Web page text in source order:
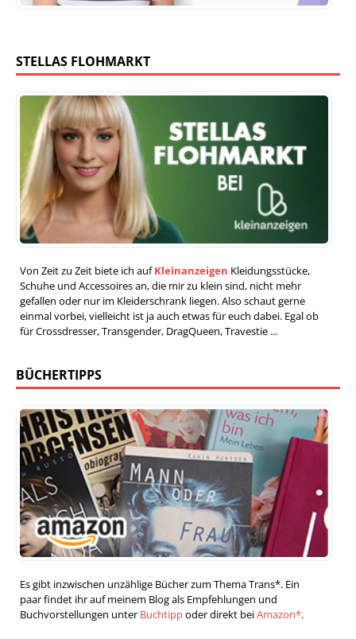
STELLAS FLOHMARKT
Von Zeit zu Zeit biete ich aufKleinanzeigen Kleidungsstücke,
Schuhe und Accessoires an, die mir zu klein sind, nicht mehr
gefallen oder nur im Kleiderschrank liegen. Also schaut gerne
einmal vorbei, vielleicht ist ja auch etwas für euch dabei. Egal ob
für Crossdresser, Transgender, DragQueen, Travestie ...
BÜCHERTIPPS
Es gibt inzwischen unzählige Bücher zum Thema Trans*. Ein
paar findet ihr auf meinem Blog als Empfehlungen und
Buchvorstellungen unter Buchtippoder direkt beiAmazon*.